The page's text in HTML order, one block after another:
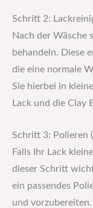
Schritt 2:
Nach der Wäsche
behandeln. Diese
die eine normale
Sie hierbei in
Lack und die Clay
Schritt 3: Polieren
Falls Ihr Lack
dieser Schritt
ein passendes
und